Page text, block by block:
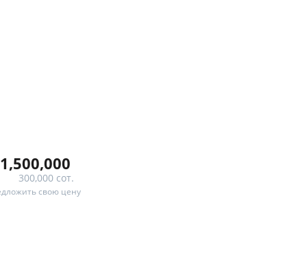
1,500,000
300,000 сот.
свою цену